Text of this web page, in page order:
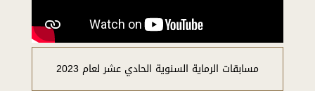
مسابقات الرماية السنوية الحادي عشر لعام 2023